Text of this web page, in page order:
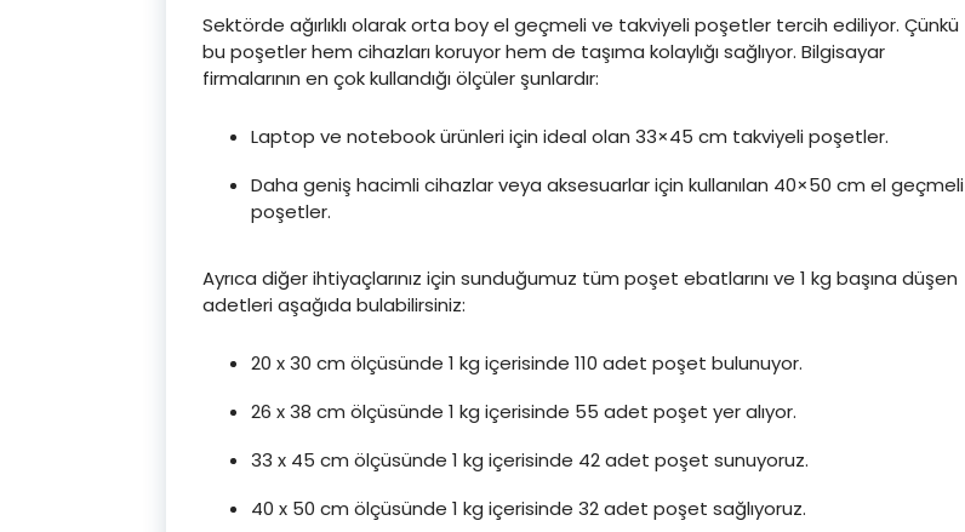
Sektörde ağırlıklı olarak orta boy el geçmeli ve takviyeli poşetler tercih ediliyor. Çünkü
bu poşetler hem cihazları koruyor hem de taşıma kolaylığı sağlıyor. Bilgisayar
firmalarının en çok kullandığı ölçüler şunlardır:
Laptop ve notebook ürünleri için ideal olan 33×45 cm takviyeli poşetler.
Daha geniş hacimli cihazlar veya aksesuarlar için kullanılan 40×50 cm el geçmeli
poşetler.
Ayrıca diğer ihtiyaçlarınız için sunduğumuz tüm poşet ebatlarını ve 1 kg başına düşen
adetleri aşağıda bulabilirsiniz:
20 x 30 cm ölçüsünde 1 kg içerisinde 110 adet poşet bulunuyor.
26 x 38 cm ölçüsünde 1 kg içerisinde 55 adet poşet yer alıyor.
33 x 45 cm ölçüsünde 1 kg içerisinde 42 adet poşet sunuyoruz.
40 x 50 cm ölçüsünde 1 kg içerisinde 32 adet poşet sağlıyoruz.